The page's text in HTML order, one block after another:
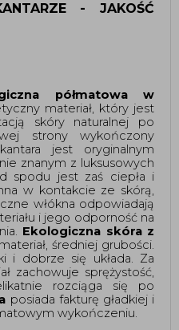
- JAKOŚĆ
półmatowa w
materiał, który jest
skóry naturalnej po
strony wykończony
jest oryginalnym
znanym z luksusowych
spodu jest zaś ciepła i
w kontakcie ze skórą,
włókna odpowiadają
i jego odporność na
Ekologiczna skóra z
średniej grubości.
i dobrze się układa. Za
zachowuje sprężystość,
rozciąga się po
posiada fakturę gładkiej i
wykończeniu.